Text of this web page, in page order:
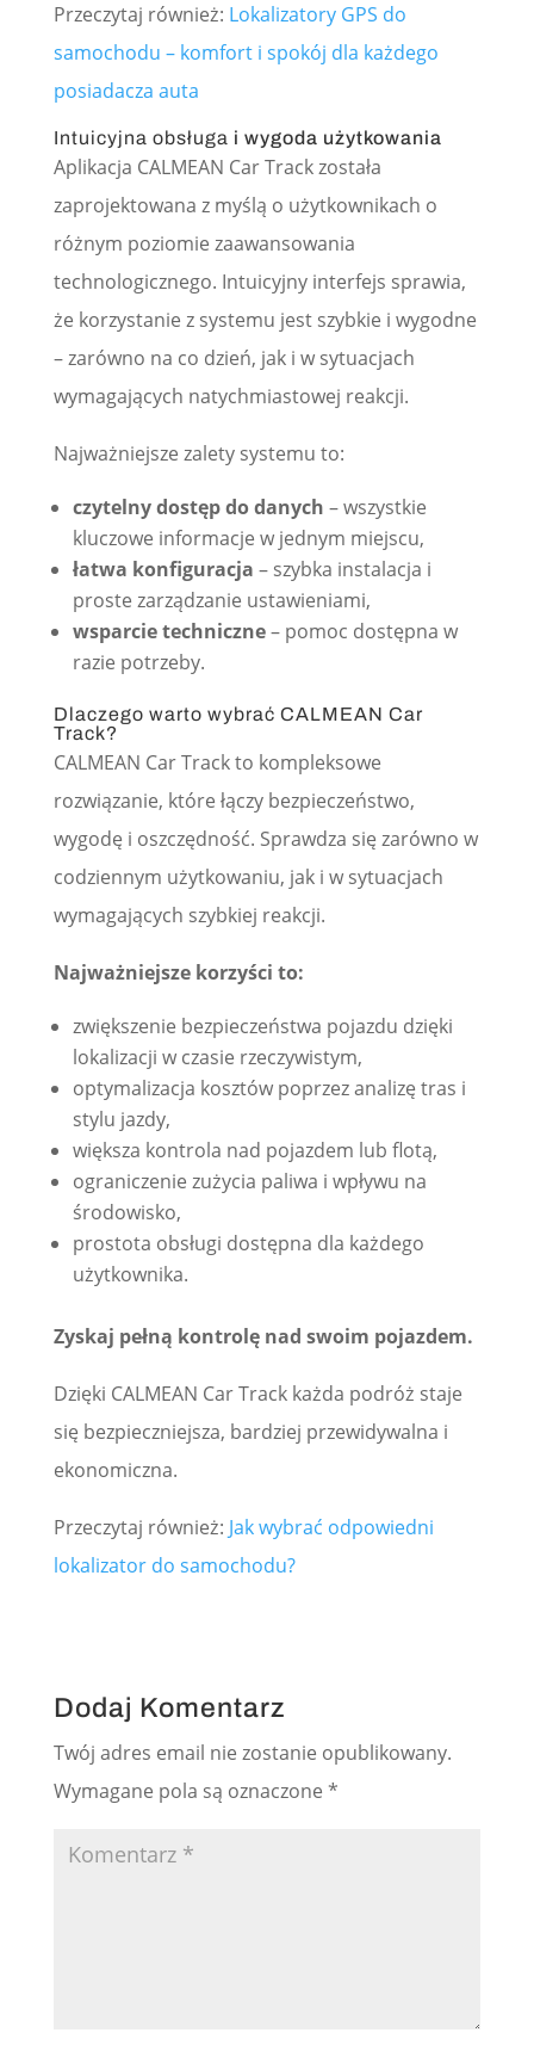
Przeczytaj również: Lokalizatory GPS do
samochodu – komfort i spokój dla każdego
posiadacza auta
Intuicyjna obsługa i wygoda użytkowania
Aplikacja CALMEAN Car Track została
zaprojektowana z myślą o użytkownikach o
różnym poziomie zaawansowania
technologicznego. Intuicyjny interfejs sprawia,
że korzystanie z systemu jest szybkie i wygodne
– zarówno na co dzień, jak i w sytuacjach
wymagających natychmiastowej reakcji.
Najważniejsze zalety systemu to:
czytelny dostęp do danych – wszystkie
kluczowe informacje w jednym miejscu,
łatwa konfiguracja – szybka instalacja i
proste zarządzanie ustawieniami,
wsparcie techniczne– pomoc dostępna w
razie potrzeby.
Dlaczego warto wybrać CALMEAN Car
Track?
CALMEAN Car Track to kompleksowe
rozwiązanie, które łączy bezpieczeństwo,
wygodę i oszczędność. Sprawdza się zarówno w
codziennym użytkowaniu, jak i w sytuacjach
wymagających szybkiej reakcji.
Najważniejsze korzyści to:
zwiększenie bezpieczeństwa pojazdu dzięki
lokalizacji w czasie rzeczywistym,
optymalizacja kosztów poprzez analizę tras i
stylu jazdy,
większa kontrola nad pojazdem lub flotą,
ograniczenie zużycia paliwa i wpływu na
środowisko,
prostota obsługi dostępna dla każdego
użytkownika.
Zyskaj pełną kontrolę nad swoim pojazdem.
Dzięki CALMEAN Car Track każda podróż staje
się bezpieczniejsza, bardziej przewidywalna i
ekonomiczna.
Przeczytaj również: Jak wybrać odpowiedni
lokalizator do samochodu?
Dodaj Komentarz
Twój adres email nie zostanie opublikowany.
Wymagane pola są oznaczone *